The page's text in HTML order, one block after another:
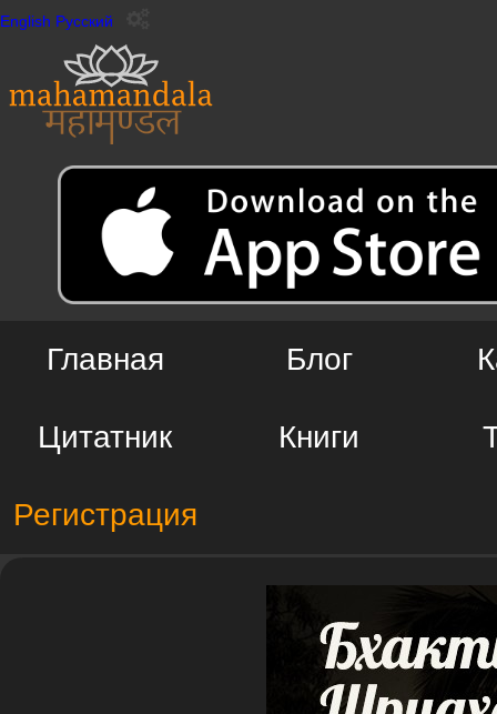
English Русский
Главная Блог
Цитатник Книги
Регистрация